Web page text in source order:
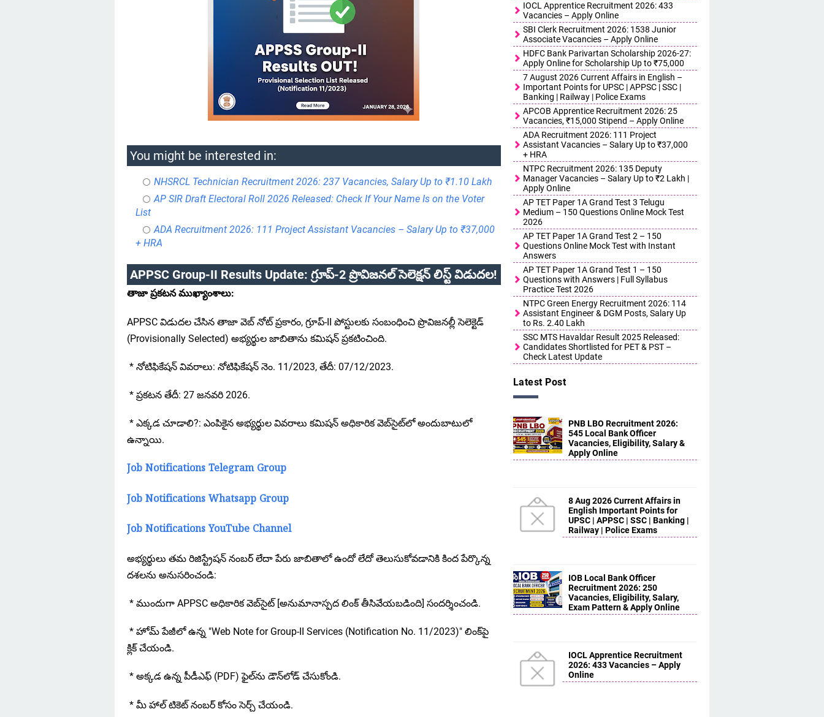
You might be interested in:
NHSRCL Technician Recruitment 2026: 237 Vacancies, Salary Up to ₹1.10 Lakh
AP SIR Draft Electoral Roll 2026 Released: Check If Your Name Is on the Voter
List
ADA Recruitment 2026: 111 Project Assistant Vacancies – Salary Up to ₹37,000
+ HRA
APPSC Group-II Results Update: గ్రూప్-2 ప్రొవిజనల్ సెలెక్షన్ లిస్ట్ విడుదల!
తాజా ప్రకటన ముఖ్యాంశాలు:
APPSC విడుదల చేసిన తాజా వెబ్ నోట్ ప్రకారం, గ్రూప్-II పోస్టులకు సంబంధించి ప్రొవిజనల్లీ సెలెక్టెడ్
(Provisionally Selected) అభ్యర్థుల జాబితాను కమిషన్ ప్రకటించింది.
* నోటిఫికేషన్ వివరాలు: నోటిఫికేషన్ నెం. 11/2023, తేదీ: 07/12/2023.
* ప్రకటన తేదీ: 27 జనవరి 2026.
* ఎక్కడ చూడాలి?: ఎంపికైన అభ్యర్థుల వివరాలు కమిషన్ అధికారిక వెబ్‌సైట్‌లో అందుబాటులో
ఉన్నాయి.
Job Notifications Telegram Group
Job Notifications Whatsapp Group
Job Notifications YouTube Channel
అభ్యర్థులు తమ రిజిస్ట్రేషన్ నంబర్ లేదా పేరు జాబితాలో ఉందో లేదో తెలుసుకోవడానికి కింద పేర్కొన్న
దశలను అనుసరించండి:
* ముందుగా APPSC అధికారిక వెబ్‌సైట్ [అనుమానాస్పద లింక్ తీసివేయబడింది] సందర్శించండి.
* హోమ్ పేజీలో ఉన్న "Web Note for Group-II Services (Notification No. 11/2023)" లింక్‌పై
క్లిక్ చేయండి.
* అక్కడ ఉన్న పీడీఎఫ్ (PDF) ఫైల్‌ను డౌన్‌లోడ్ చేసుకోండి.
* మీ హాల్ టికెట్ నంబర్ కోసం సెర్చ్ చేయండి.
IOCL Apprentice Recruitment 2026: 433
Vacancies – Apply Online
SBI Clerk Recruitment 2026: 1538 Junior
Associate Vacancies – Apply Online
HDFC Bank Parivartan Scholarship 2026-27:
Apply Online for Scholarship Up to ₹75,000
7 August 2026 Current Affairs in English –
Important Points for UPSC | APPSC | SSC |
Banking | Railway | Police Exams
APCOB Apprentice Recruitment 2026: 25
Vacancies, ₹15,000 Stipend – Apply Online
ADA Recruitment 2026: 111 Project
Assistant Vacancies – Salary Up to ₹37,000
+ HRA
NTPC Recruitment 2026: 135 Deputy
Manager Vacancies – Salary Up to ₹2 Lakh |
Apply Online
AP TET Paper 1A Grand Test 3 Telugu
Medium – 150 Questions Online Mock Test
2026
AP TET Paper 1A Grand Test 2 – 150
Questions Online Mock Test with Instant
Answers
AP TET Paper 1A Grand Test 1 – 150
Questions with Answers | Full Syllabus
Practice Test 2026
NTPC Green Energy Recruitment 2026: 114
Assistant Engineer & DGM Posts, Salary Up
to Rs. 2.40 Lakh
SSC MTS Havaldar Result 2025 Released:
Candidates Shortlisted for PET & PST –
Check Latest Update
Latest Post
PNB LBO Recruitment 2026:
545 Local Bank Officer
Vacancies, Eligibility, Salary &
Apply Online
8 Aug 2026 Current Affairs in
English Important Points for
UPSC | APPSC | SSC | Banking |
Railway | Police Exams
IOB Local Bank Officer
Recruitment 2026: 250
Vacancies, Eligibility, Salary,
Exam Pattern & Apply Online
IOCL Apprentice Recruitment
2026: 433 Vacancies – Apply
Online